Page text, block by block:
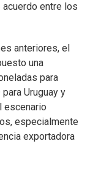
entre los
anteriores, el
una
para
Uruguay y
escenario
especialmente
exportadora